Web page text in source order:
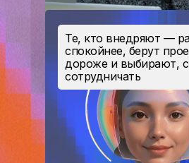
Те, кто внедряют —
спокойнее, берут
дороже и выбирают,
сотрудничать
Нажимая на кнопку, я соглашаюсь на
Зарегистрироваться